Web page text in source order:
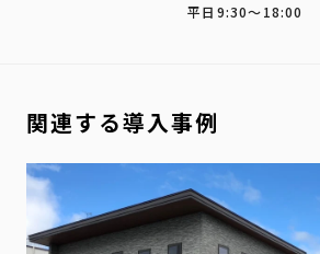
平日9:30〜18:00
関連する導入事例